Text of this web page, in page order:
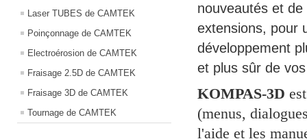
Laser TUBES de CAMTEK
Poinçonnage de CAMTEK
Electroérosion de CAMTEK
Fraisage 2.5D de CAMTEK
Fraisage 3D de CAMTEK
Tournage de CAMTEK
nouveautés et de
extensions, pour
développement
et plus sûr de
KOMPAS-3D
(menus,
l'aide et les